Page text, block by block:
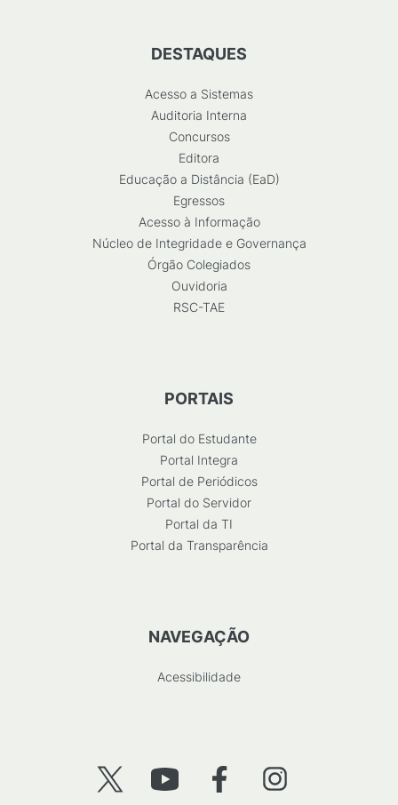
DESTAQUES
Acesso a Sistemas
Auditoria Interna
Concursos
Editora
Educação a Distância (EaD)
Egressos
Acesso à Informação
Núcleo de Integridade e Governança
Órgão Colegiados
Ouvidoria
RSC-TAE
PORTAIS
Portal do Estudante
Portal Integra
Portal de Periódicos
Portal do Servidor
Portal da TI
Portal da Transparência
NAVEGAÇÃO
Acessibilidade